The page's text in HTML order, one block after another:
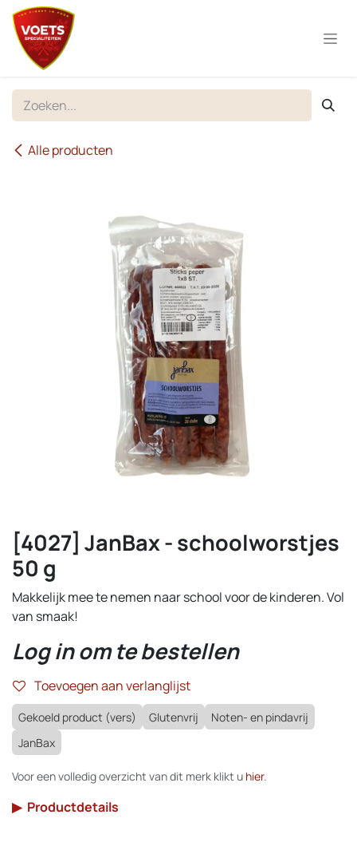
Overslaan naar inhoud
Alle producten
[4027] JanBax - schoolworstjes
50 g
Makkelijk mee te nemen naar school voor de kinderen. Vol
van smaak!
Log in om te bestellen
Toevoegen aan verlanglijst
Gekoeld product (vers) Glutenvrij
Noten- en pindavrij
JanBax
Voor een volledig overzicht van dit merk klikt u hier.
▶ Productdetails